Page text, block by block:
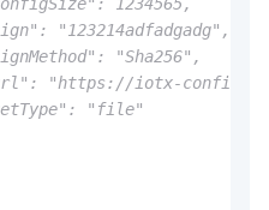
1234565,
"123214adfadgadg",
"Sha256",
"https://iotx-
"file"